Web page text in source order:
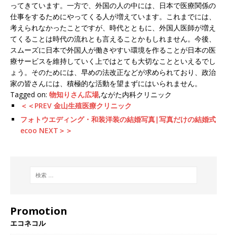
ってきています。一方で、外国の人の中には、日本で医療関係の
仕事をするためにやってくる人が増えています。これまでには、
考えられなかったことですが、時代とともに、外国人医師が増え
てくることは時代の流れとも言えることかもしれません。今後、
スムーズに日本で外国人が働きやすい環境を作ることが日本の医
療サービスを維持していく上ではとても大切なことといえるでし
ょう。そのためには、早めの法改正などが求められており、政治
家の皆さんには、積極的な活動を望まずにはいられません。
Tagged on: 物知りさん広場,ながた内科クリニック
＜＜PREV 金山生殖医療クリニック
フォトウエディング・和装洋装の結婚写真|写真だけの結婚式
ecoo NEXT＞＞
Promotion
エコネコル